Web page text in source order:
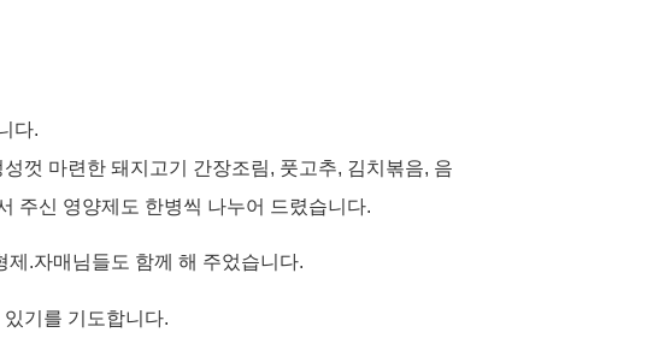
다.
껏 마련한 돼지고기 간장조림, 풋고추, 김치볶음, 음
주신 영양제도 한병씩 나누어 드렸습니다.
제 .자매님들도 함께 해 주었습니다.
기를 기도합니다.